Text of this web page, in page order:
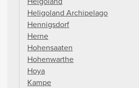
Heligoland Archipelago
Hennigsdorf
Herne
Hohensaaten
Hohenwarthe
Hoya
Kampe